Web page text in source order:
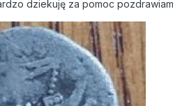
dziekuję za pomoc